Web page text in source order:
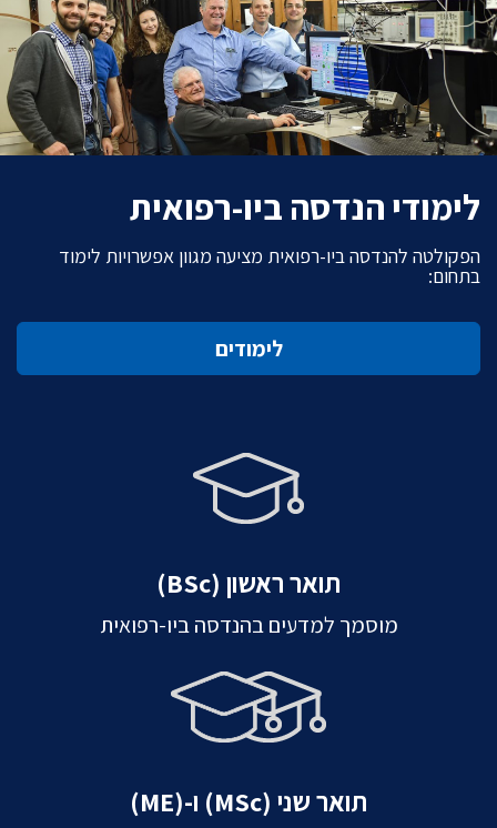
לימודי הנדסה ביו-רפואית
הפקולטה להנדסה ביו-רפואית מציעה מגוון אפשרויות לימוד
בתחום:
לימודים
תואר ראשון (BSc)
מוסמך למדעים בהנדסה ביו-רפואית
תואר שני (MSc) ו-(ME)